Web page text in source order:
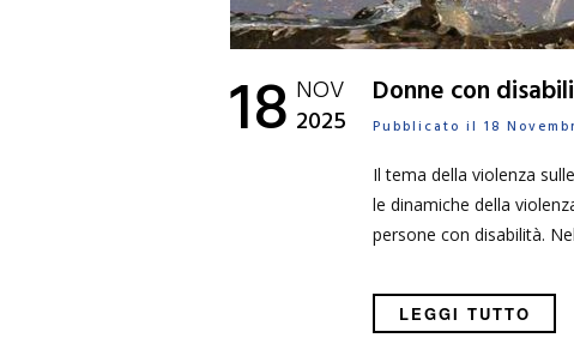
18 NOV
2025
Donne con
Pubblicato il 18
Il tema della violenza
le dinamiche della
persone con disabilità.
LEGGI TUTTO